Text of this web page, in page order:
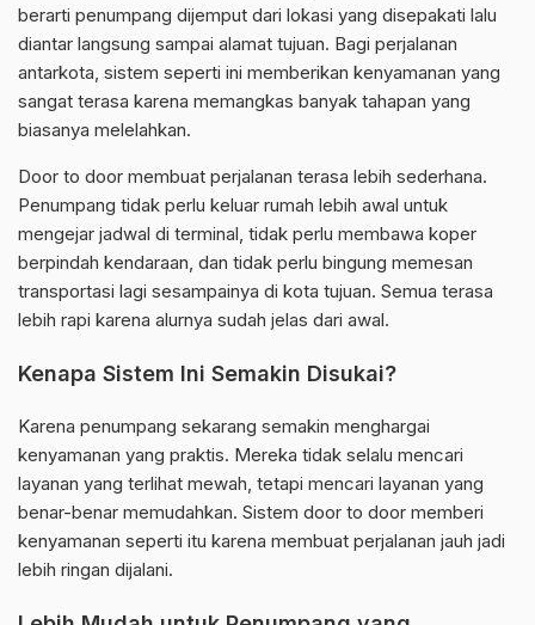
berarti penumpang dijemput dari lokasi yang disepakati lalu
diantar langsung sampai alamat tujuan. Bagi perjalanan
antarkota, sistem seperti ini memberikan kenyamanan yang
sangat terasa karena memangkas banyak tahapan yang
biasanya melelahkan.
Door to door membuat perjalanan terasa lebih sederhana.
Penumpang tidak perlu keluar rumah lebih awal untuk
mengejar jadwal di terminal, tidak perlu membawa koper
berpindah kendaraan, dan tidak perlu bingung memesan
transportasi lagi sesampainya di kota tujuan. Semua terasa
lebih rapi karena alurnya sudah jelas dari awal.
Kenapa Sistem Ini Semakin Disukai?
Karena penumpang sekarang semakin menghargai
kenyamanan yang praktis. Mereka tidak selalu mencari
layanan yang terlihat mewah, tetapi mencari layanan yang
benar-benar memudahkan. Sistem door to door memberi
kenyamanan seperti itu karena membuat perjalanan jauh jadi
lebih ringan dijalani.